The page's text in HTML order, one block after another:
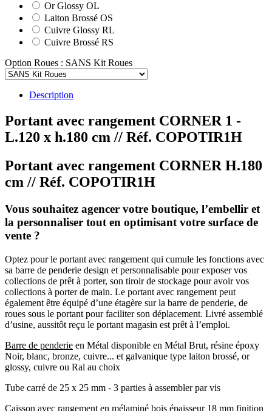
Or Glossy OL
Laiton Brossé OS
Cuivre Glossy RL
Cuivre Brossé RS
Option Roues : SANS Kit Roues
Description
Portant avec rangement CORNER 1 -
L.120 x h.180 cm // Réf. COPOTIR1H
Portant avec rangement CORNER H.180
cm // Réf. COPOTIR1H
Vous souhaitez agencer votre boutique, l’embellir et
la personnaliser tout en optimisant votre surface de
vente ?
Optez pour le portant avec rangement qui cumule les fonctions avec
sa barre de penderie design et personnalisable pour exposer vos
collections de prêt à porter, son tiroir de stockage pour avoir vos
collections à porter de main. Le portant avec rangement peut
également être équipé d’une étagère sur la barre de penderie, de
roues sous le portant pour faciliter son déplacement. Livré assemblé
d’usine, aussitôt reçu le portant magasin est prêt à l’emploi.
Barre de penderie en Métal disponible en Métal Brut, résine époxy
Noir, blanc, bronze, cuivre... et galvanique type laiton brossé, or
glossy, cuivre ou Ral au choix
Tube carré de 25 x 25 mm - 3 parties à assembler par vis
Caisson avec rangement en mélaminé bois épaisseur 18 mm finition